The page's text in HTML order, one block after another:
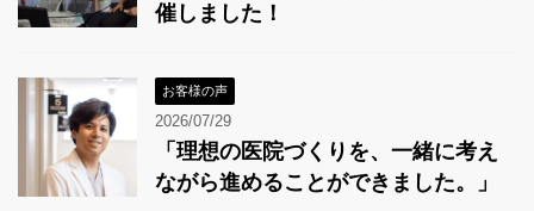
催しました！
お客様の声
2026/07/29
「理想の医院づくりを、一緒に考え
ながら進めることができました。」